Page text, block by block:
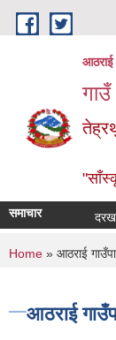
Skip to main content
आठराई
गाउँ
समाचार
You are
Home » आठराई
आठराई